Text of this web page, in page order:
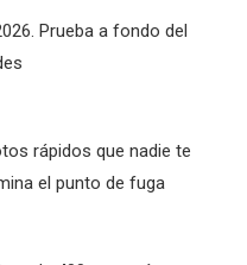
Prueba a fondo del
rápidos que nadie te
el punto de fuga